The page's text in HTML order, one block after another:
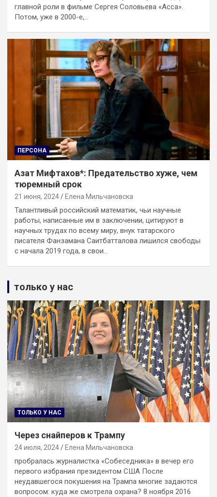
главной роли в фильме Сергея Соловьева «Асса».
Потом, уже в 2000-е,…
ПЕРСОНА
Азат Мифтахов*: Предательство хуже, чем
тюремный срок
21 июня, 2024 Елена Мильчановска
Талантливый российский математик, чьи научные
работы, написанные им в заключении, цитируют в
научных трудах по всему миру, внук татарского
писателя Фанзамана Саитбатталова лишился свободы
с начала 2019 года, в свои…
только у нас
ТОЛЬКО У НАС
Через снайперов к Трампу
24 июля, 2024 Елена Мильчановска
пробралась журналистка «Собеседника» в вечер его
первого избрания президентом США После
неудавшегося покушения на Трампа многие задаются
вопросом: куда же смотрела охрана? 8 ноября 2016